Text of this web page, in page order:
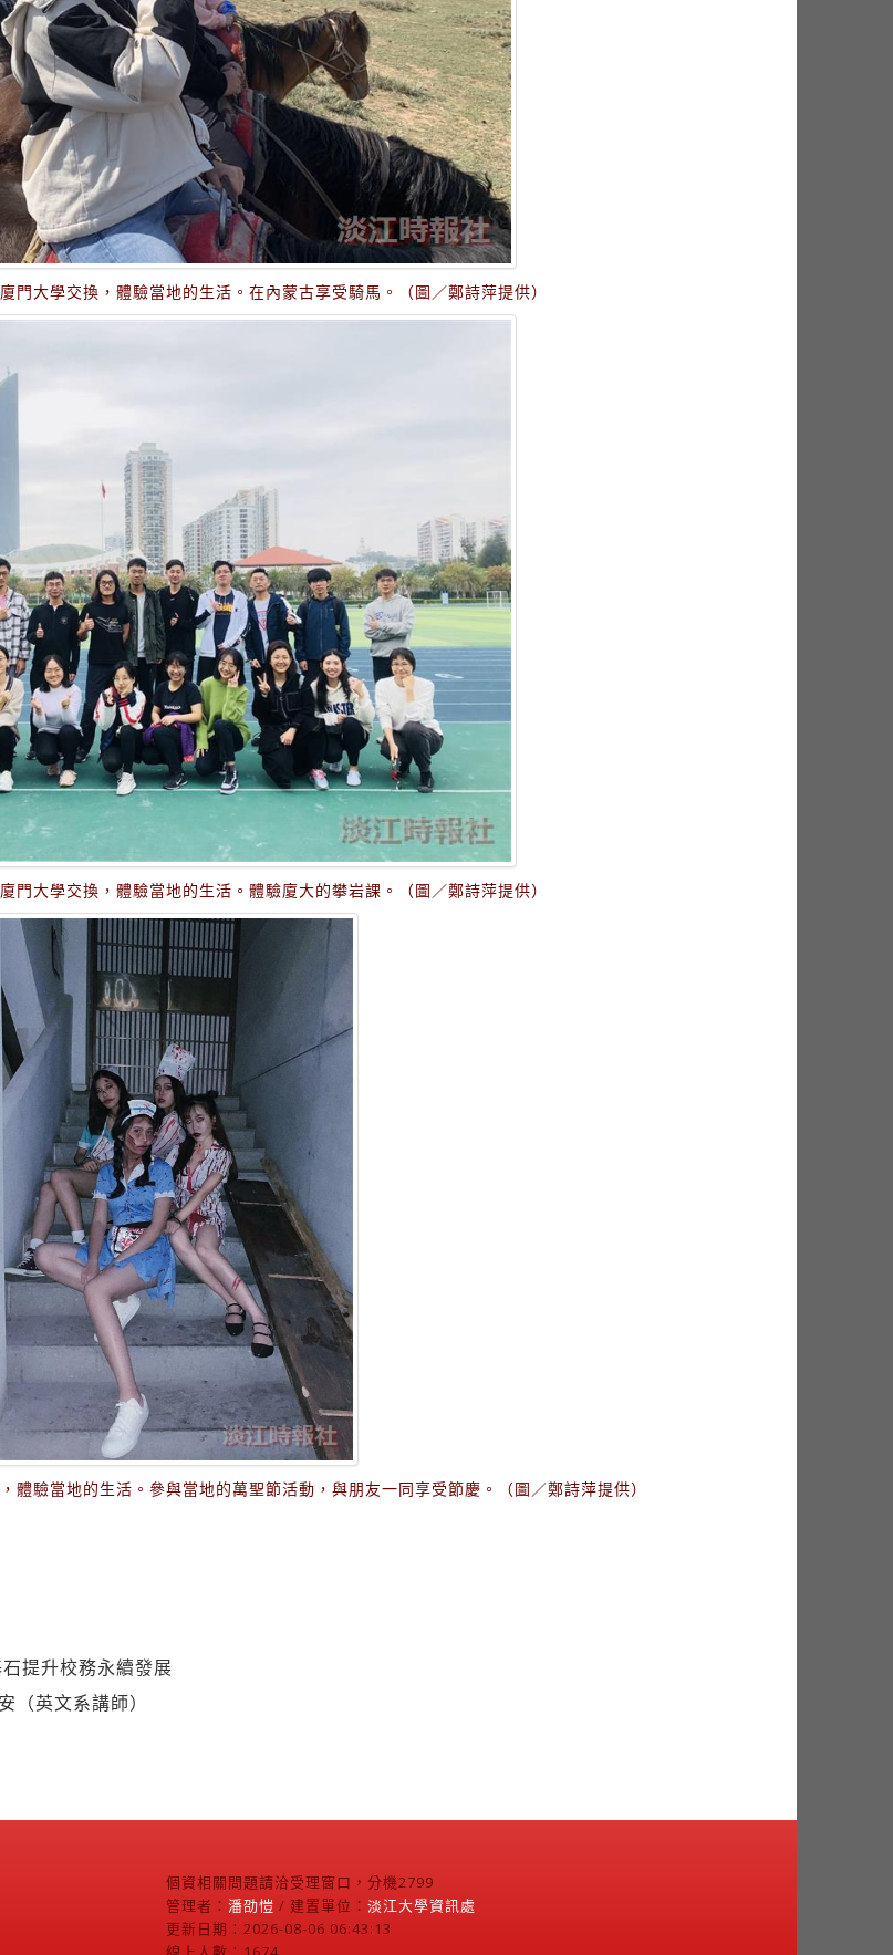
門大學交換，體驗當地的生活。在內蒙古享受騎馬。（圖／鄭詩萍提供）
門大學交換，體驗當地的生活。體驗廈大的攀岩課。（圖／鄭詩萍提供）
體驗當地的生活。參與當地的萬聖節活動，與朋友一同享受節慶。（圖／鄭詩萍提供）
提升校務永續發展
（英文系講師）
個資相關問題請洽受理窗口，分機2799
管理者： 潘劭愷 / 建置單位： 淡江大學資訊處
更新日期：2026-08-06 06:43:13